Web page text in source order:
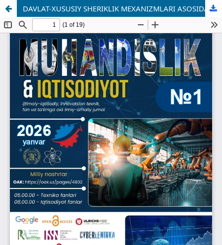
DAVLAT-XUSUSIY SHERIKLIK MEXANIZMLARI ASOSIDA INFRATUZILMA LOYIHALARINI MOLIYALASHTIRISH SAMARADORLIGINI OSHIRISH YO‘LLARI